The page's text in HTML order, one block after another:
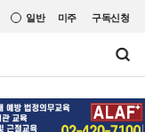
미주 구독신청
일반